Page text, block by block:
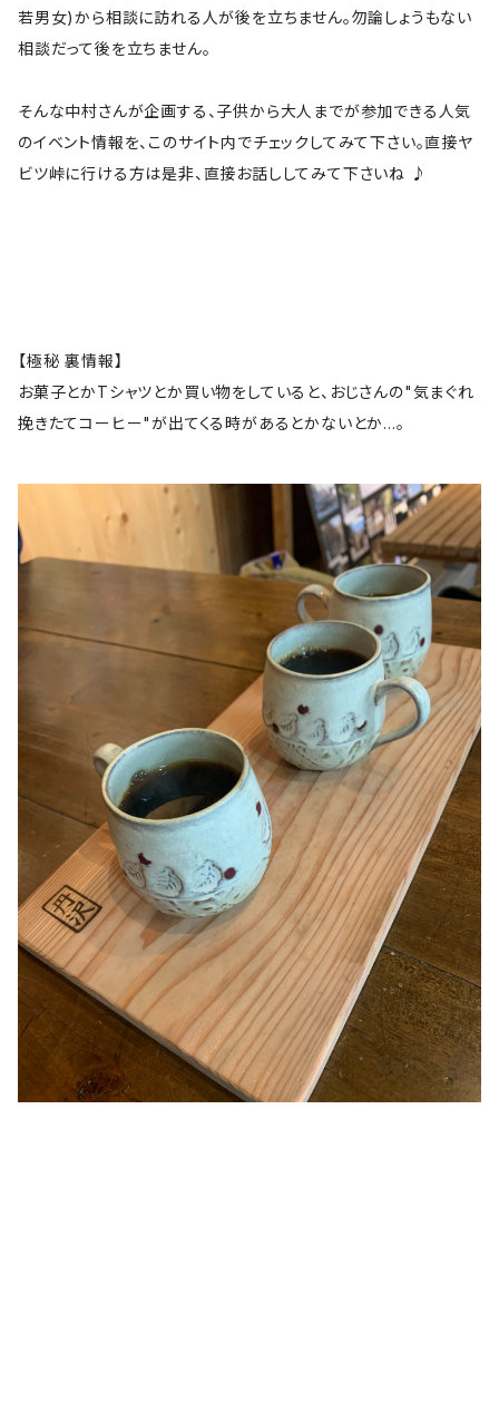
若男女)から相談に訪れる人が後を立ちません。勿論しょうもない
相談だって後を立ちません。
そんな中村さんが企画する、子供から大人までが参加できる人気
のイベント情報を、このサイト内でチェックしてみて下さい。直接ヤ
ビツ峠に行ける方は是非、直接お話ししてみて下さいね ♪
【極秘 裏情報】
お菓子とかTシャツとか買い物をしていると、おじさんの"気まぐれ
挽きたてコーヒー"が出てくる時があるとかないとか...。